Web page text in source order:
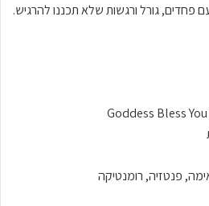
גורל ורגשות שלא תכננו להרגיש.
Goddess Bless
פנטזיה, רומנטיקה